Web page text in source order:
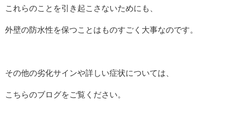
これらのことを引き起こさないためにも、
外壁の防水性を保つことはものすごく大事なのです。
その他の劣化サインや詳しい症状については、
こちらのブログをご覧ください。